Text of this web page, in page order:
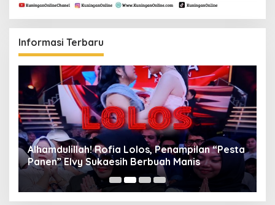
Informasi Terbaru
Alhamdulillah! Rofia Lolos, Penampilan “Pesta
Panen” Elvy Sukaesih Berbuah Manis